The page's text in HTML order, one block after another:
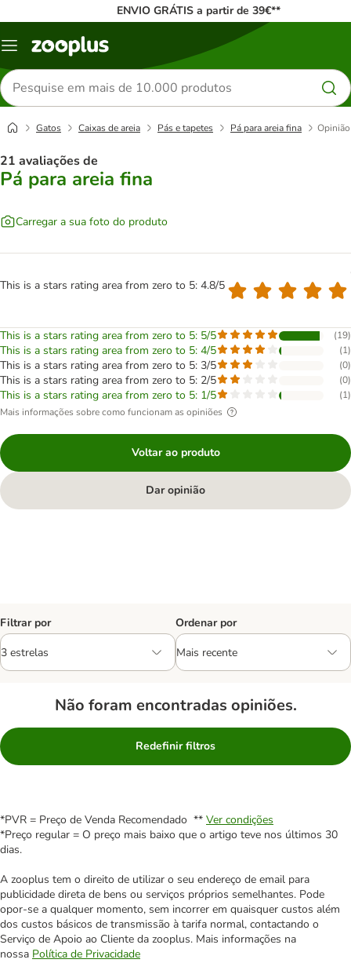
ENVIO GRÁTIS a partir de 39€**
Menu
Pesquisar
produtos
Gatos Caixas de areia Pás e tapetes Pá para areia fina
21 avaliações de
Pá para areia fina
Carregar a sua foto do produto
This is a stars rating area from zero to 5: 4.8/5
This is a stars rating area from zero to 5: 5/5 (19)
This is a stars rating area from zero to 5: 4/5 (1)
This is a stars rating area from zero to 5: 3/5 (0)
This is a stars rating area from zero to 5: 2/5 (0)
This is a stars rating area from zero to 5: 1/5 (1)
Mais informações sobre como funcionam as opiniões
Voltar ao produto
Dar opinião
Filtrar por Ordenar por
Não foram encontradas opiniões.
Redefinir filtros
*PVR = Preço de Venda Recomendado ** Ver condições
*Preço regular = O preço mais baixo que o artigo teve nos últimos 30
dias.
A zooplus tem o direito de utilizar o seu endereço de email para
publicidade direta de bens ou serviços próprios semelhantes. Pode
opor-se a qualquer momento, sem incorrer em quaisquer custos além
dos custos básicos de transmissão à tarifa normal, contactando o
Serviço de Apoio ao Cliente da zooplus. Mais informações na
nossa Política de Privacidade